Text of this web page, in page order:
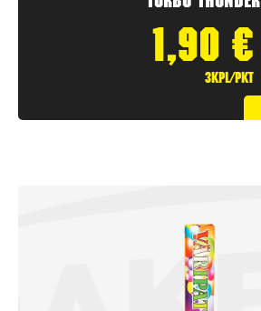
1,90 €
3kpl/pkt